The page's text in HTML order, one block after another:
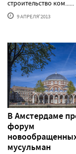
строительство ком......
9 АПРЕЛЯ'2013
В Амстердаме
форум
мусульман